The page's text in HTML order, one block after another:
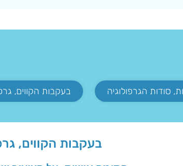
בעקבות הקווים,
בעקבות הקווים,